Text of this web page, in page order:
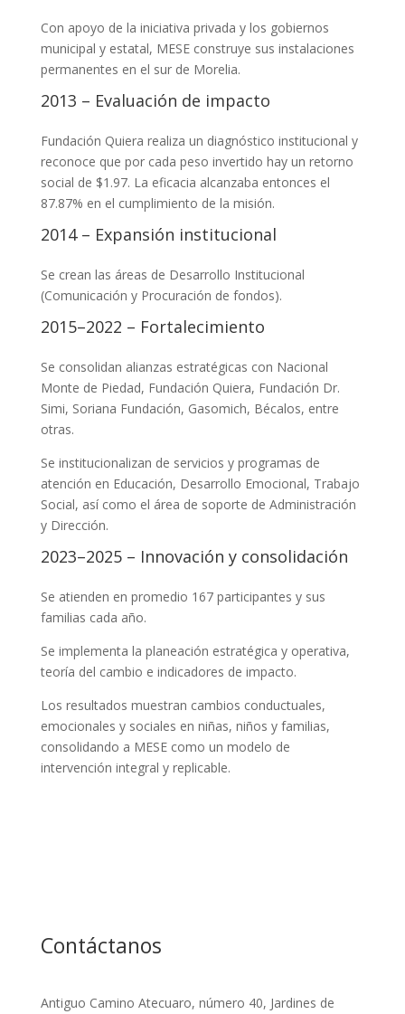
Con apoyo de la iniciativa privada y los gobiernos
municipal y estatal, MESE construye sus instalaciones
permanentes en el sur de Morelia.
2013 – Evaluación de impacto
Fundación Quiera realiza un diagnóstico institucional y
reconoce que por cada peso invertido hay un retorno
social de $1.97. La eficacia alcanzaba entonces el
87.87% en el cumplimiento de la misión.
2014 – Expansión institucional
Se crean las áreas de Desarrollo Institucional
(Comunicación y Procuración de fondos).
2015–2022 – Fortalecimiento
Se consolidan alianzas estratégicas con Nacional
Monte de Piedad, Fundación Quiera, Fundación Dr.
Simi, Soriana Fundación, Gasomich, Bécalos, entre
otras.
Se institucionalizan de servicios y programas de
atención en Educación, Desarrollo Emocional, Trabajo
Social, así como el área de soporte de Administración
y Dirección.
2023–2025 – Innovación y consolidación
Se atienden en promedio 167 participantes y sus
familias cada año.
Se implementa la planeación estratégica y operativa,
teoría del cambio e indicadores de impacto.
Los resultados muestran cambios conductuales,
emocionales y sociales en niñas, niños y familias,
consolidando a MESE como un modelo de
intervención integral y replicable.
Contáctanos
Antiguo Camino Atecuaro, número 40, Jardines de